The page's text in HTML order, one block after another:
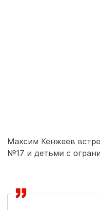
Максим Кенжеев
№17 и детьми с